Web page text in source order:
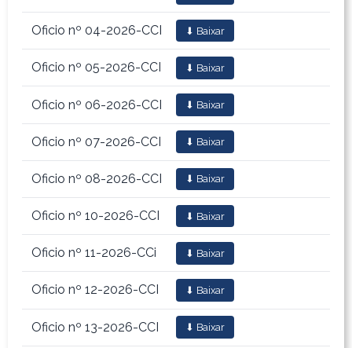
Oficio nº 04-2026-CCI ⬇ Baixar
Oficio nº 05-2026-CCI ⬇ Baixar
Oficio nº 06-2026-CCI ⬇ Baixar
Oficio nº 07-2026-CCI ⬇ Baixar
Oficio nº 08-2026-CCI ⬇ Baixar
Oficio nº 10-2026-CCI ⬇ Baixar
Oficio nº 11-2026-CCi ⬇ Baixar
Oficio nº 12-2026-CCI ⬇ Baixar
Oficio nº 13-2026-CCI ⬇ Baixar